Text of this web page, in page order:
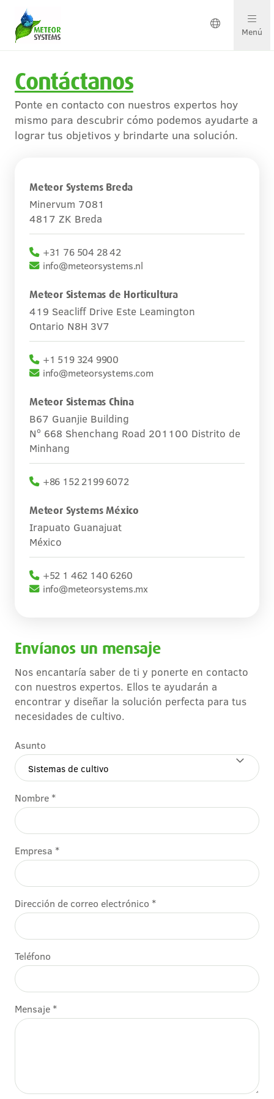
Menú
Soluciones en crecimiento
Soluciones por cultivo
Sobre nosotros
Nuestro equipo
Proyectos y actualizaciones
Carreras
Contacto
Contáctanos
Ponte en contacto con nuestros expertos hoy
mismo para descubrir cómo podemos ayudarte a
lograr tus objetivos y brindarte una solución.
Meteor Systems Breda
Minervum 7081
4817 ZK Breda
+31 76 504 28 42
info@meteorsystems.nl
Meteor Sistemas de Horticultura
419 Seacliff Drive Este Leamington
Ontario N8H 3V7
+1 519 324 9900
info@meteorsystems.com
Meteor Sistemas China
B67 Guanjie Building
Nº 668 Shenchang Road 201100 Distrito de
Minhang
+86 152 2199 6072
Meteor Systems México
Irapuato Guanajuat
México
+52 1 462 140 6260
info@meteorsystems.mx
Envíanos un mensaje
Nos encantaría saber de ti y ponerte en contacto
con nuestros expertos. Ellos te ayudarán a
encontrar y diseñar la solución perfecta para tus
necesidades de cultivo.
Asunto
Nombre *
Empresa *
Dirección de correo electrónico *
Teléfono
Mensaje *